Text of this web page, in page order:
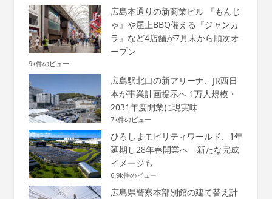
広島本通りの新商業ビル 『もんじ
ゃ』や屋上BBQ備える『ジャンカ
ラ』など4店舗が7月末から順次オ
ープン
9k件のビュー
広島駅北口の新アリーナ、JR西日
本が事業計画提示へ 1万人規模・
2031年度開業に現実味
7k件のビュー
ひろしまモビリティワールド、1年
延期し28年春開業へ 新たな完成
イメージも
6.9k件のビュー
広島県警察本部別館の建て替え計